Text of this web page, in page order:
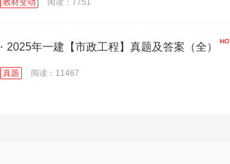
教材变动 阅读：7751
· 2025年一建【市政工程】真题及答案（全）
真题 阅读：11467